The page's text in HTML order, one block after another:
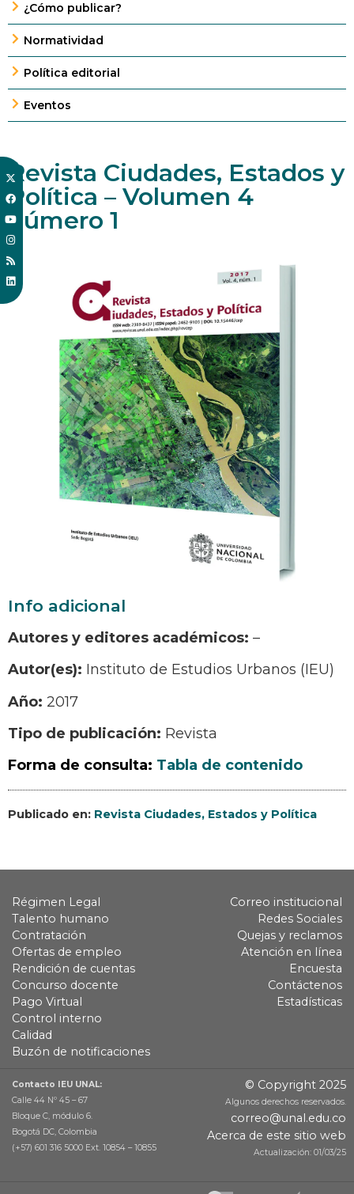
¿Cómo publicar?
Normatividad
Política editorial
Eventos
Revista Ciudades, Estados y
Política – Volumen 4
número 1
Info adicional
Autores y editores académicos: –
Autor(es): Instituto de Estudios Urbanos (IEU)
Año: 2017
Tipo de publicación: Revista
Forma de consulta: Tabla de contenido
Publicado en: Revista Ciudades, Estados y Política
Régimen Legal
Talento humano
Contratación
Ofertas de empleo
Rendición de cuentas
Concurso docente
Pago Virtual
Control interno
Calidad
Buzón de notificaciones
Correo institucional
Redes Sociales
Quejas y reclamos
Atención en línea
Encuesta
Contáctenos
Estadísticas
Contacto IEU UNAL:
Calle 44 Nº 45 – 67
Bloque C, módulo 6.
Bogotá DC, Colombia
(+57) 601 316 5000 Ext. 10854 – 10855
© Copyright 2025
Algunos derechos reservados.
correo@unal.edu.co
Acerca de este sitio web
Actualización: 01/03/25